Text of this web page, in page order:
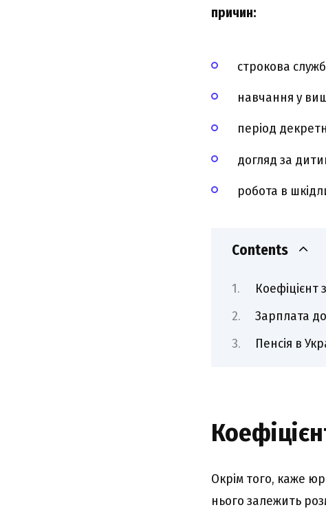
причин:
строкова
навчання у
період
догляд за
робота в
Contents
Коефіцієнт
Зарплата
Пенсія в
Окрім того, каже
нього залежить